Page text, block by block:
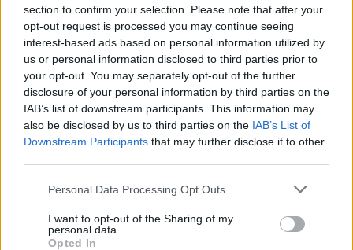
section to confirm your selection. Please note that after your
opt-out request is processed you may continue seeing
interest-based ads based on personal information utilized by
us or personal information disclosed to third parties prior to
your opt-out. You may separately opt-out of the further
disclosure of your personal information by third parties on the
IAB’s list of downstream participants. This information may
also be disclosed by us to third parties on the IAB’s List of
Downstream Participants that may further disclose it to other
Personal Data Processing Opt Outs
I want to opt-out of the Sharing of my
personal data.
Opted In